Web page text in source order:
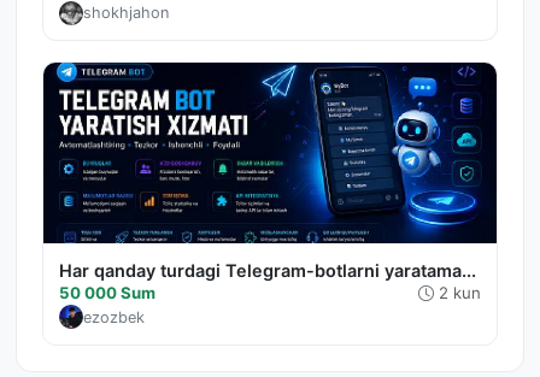
shokhjahon
Har qanday turdagi Telegram-botlarni yaratama...
50 000 Sum 2 kun
ezozbek